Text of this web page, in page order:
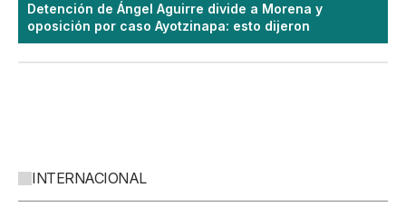
Detención de Ángel Aguirre divide a Morena y
oposición por caso Ayotzinapa: esto dijeron
INTERNACIONAL